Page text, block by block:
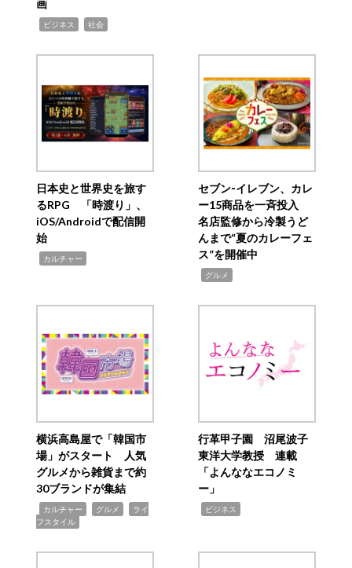
画
ビジネス 社会
日本史と世界史を旅す
るRPG 「時渡り」、
iOS/Androidで配信開
始
カルチャー
セブン‐イレブン、カレ
ー15商品を一斉投入
名店監修から冷製うど
んまで“夏のカレーフェ
ス”を開催中
グルメ
横浜高島屋で「韓国市
場」がスタート 人気
グルメから雑貨まで約
30ブランドが集結
カルチャー グルメ
ライ
フスタイル
行革甲子園 沼尾波子
東洋大学教授 連載
「よんななエコノミ
ー」
ビジネス